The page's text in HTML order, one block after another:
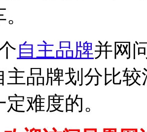
自主品牌并网
主品牌划分比
难度的。